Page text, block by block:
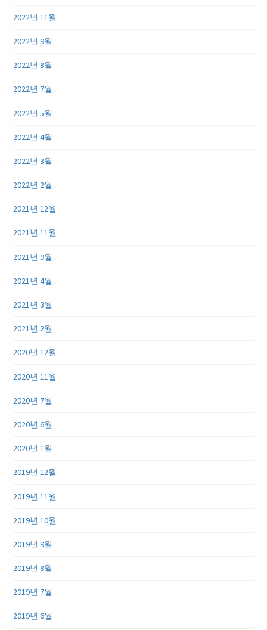
2022년 11월
2022년 9월
2022년 8월
2022년 7월
2022년 5월
2022년 4월
2022년 3월
2022년 2월
2021년 12월
2021년 11월
2021년 9월
2021년 4월
2021년 3월
2021년 2월
2020년 12월
2020년 11월
2020년 7월
2020년 6월
2020년 1월
2019년 12월
2019년 11월
2019년 10월
2019년 9월
2019년 8월
2019년 7월
2019년 6월